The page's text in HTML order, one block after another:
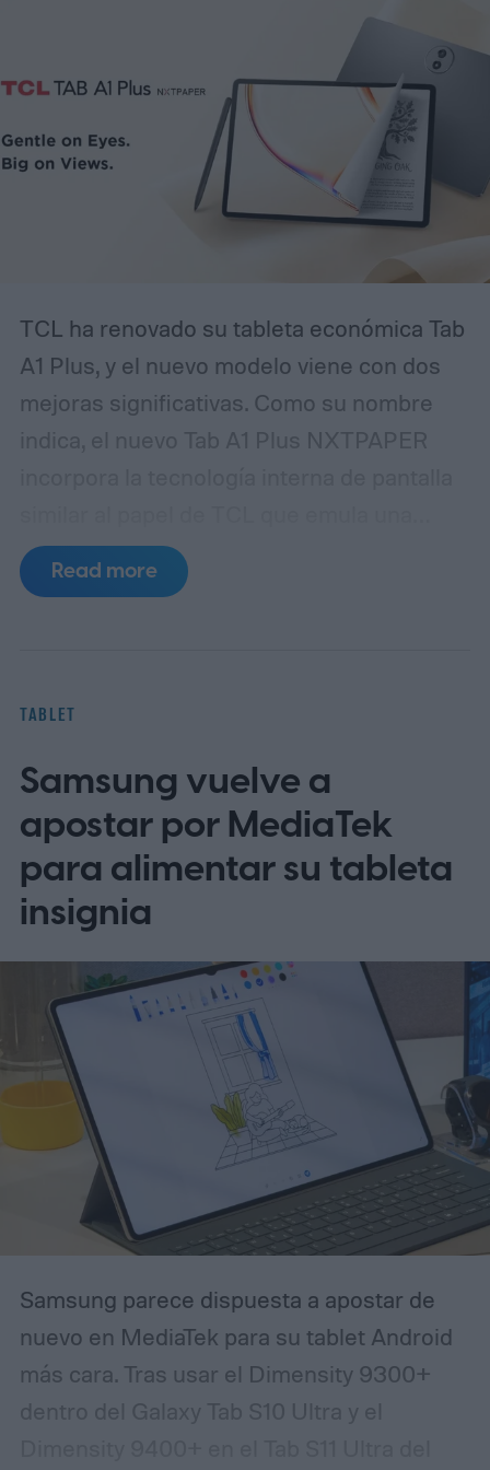
TCL ha renovado su tableta económica Tab
A1 Plus, y el nuevo modelo viene con dos
mejoras significativas. Como su nombre
indica, el nuevo Tab A1 Plus NXTPAPER
pantalla de tinta electrónica en una pantalla
LCD. Además, la tableta ahora lleva una
Read more
TABLET
Samsung vuelve a
apostar por MediaTek
para alimentar su tableta
insignia
Samsung parece dispuesta a apostar de
nuevo en MediaTek para su tablet Android
más cara. Tras usar el Dimensity 9300+
dentro del Galaxy Tab S10 Ultra y el